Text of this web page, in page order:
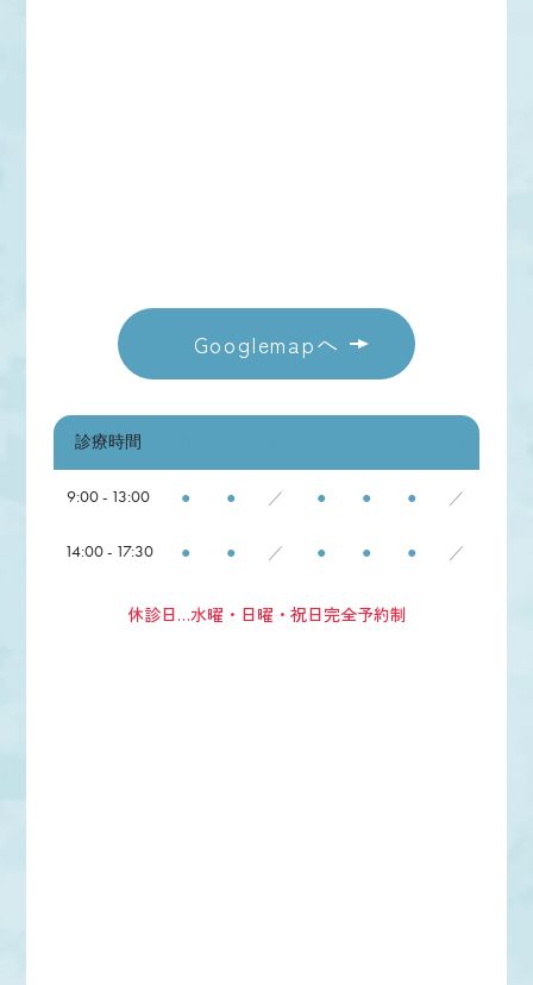
Googlemapへ
診療時間
9:00 - 13:00 ● ● ／ ● ● ● ／
14:00 - 17:30 ● ● ／ ● ● ● ／
休診日…水曜・日曜・祝日完全予約制